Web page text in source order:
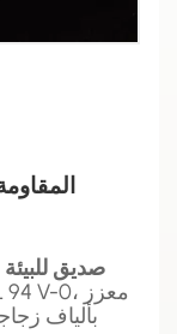
صديق